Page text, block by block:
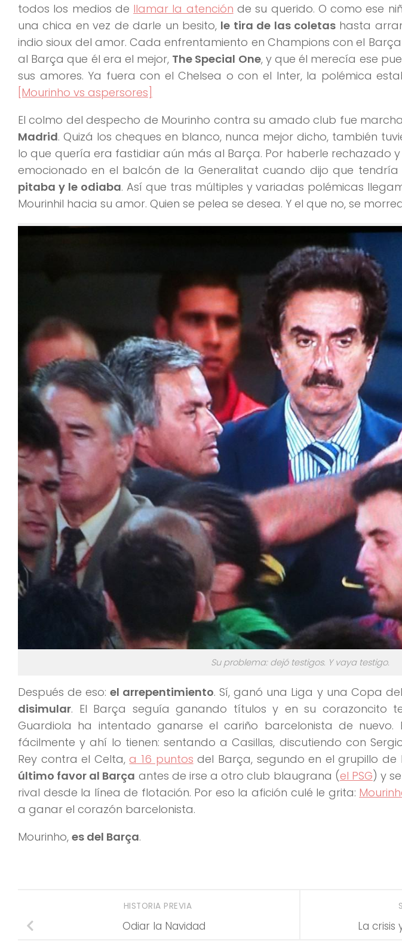
todos los medios de llamar la atención de su querido. O como ese
una chica en vez de darle un besito, le tira de las coletas hasta
indio sioux del amor. Cada enfrentamiento en Champions con el
al Barça que él era el mejor, The Special One, y que él merecía ese
sus amores. Ya fuera con el Chelsea o con el Inter, la polémica
[Mourinho vs aspersores]
El colmo del despecho de Mourinho contra su amado club fue
Madrid. Quizá los cheques en blanco, nunca mejor dicho, también
lo que quería era fastidiar aún más al Barça. Por haberle rechazado
emocionado en el balcón de la Generalitat cuando dijo que
pitaba y le odiaba. Así que tras múltiples y variadas polémicas
Mourinhil hacia su amor. Quien se pelea se desea. Y el que no, se
Su problema: dejó testigos. Y vaya testigo.
Después de eso:el arrepentimiento. Sí, ganó una Liga y una Copa
disimular. El Barça seguía ganando títulos y en su corazoncito
Guardiola ha intentado ganarse el cariño barcelonista de nuevo.
fácilmente y ahí lo tienen: sentando a Casillas, discutiendo con
Rey contra el Celta,a 16 puntos del Barça, segundo en el grupillo de
último favor al Barça antes de irse a otro club blaugrana (el PSG) y
rival desde la línea de flotación. Por eso la afición culé le grita:
a ganar el corazón barcelonista.
Mourinho, es del Barça.
La
HISTORIA PREVIA
Odiar la Navidad